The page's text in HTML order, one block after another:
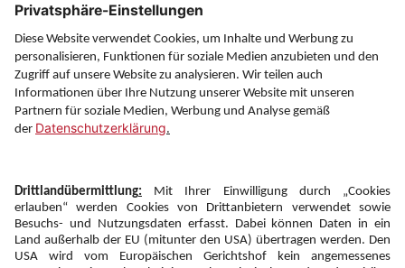
Service
Information
Folgen Sie uns auf
Newsletter: